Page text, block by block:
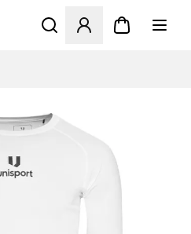
Öppnar en Modal för att